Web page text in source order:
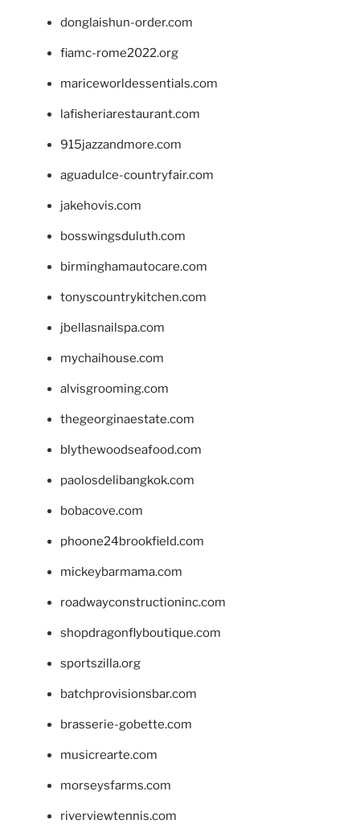
donglaishun-order.com
fiamc-rome2022.org
mariceworldessentials.com
lafisheriarestaurant.com
915jazzandmore.com
aguadulce-countryfair.com
jakehovis.com
bosswingsduluth.com
birminghamautocare.com
tonyscountrykitchen.com
jbellasnailspa.com
mychaihouse.com
alvisgrooming.com
thegeorginaestate.com
blythewoodseafood.com
paolosdelibangkok.com
bobacove.com
phoone24brookfield.com
mickeybarmama.com
roadwayconstructioninc.com
shopdragonflyboutique.com
sportszilla.org
batchprovisionsbar.com
brasserie-gobette.com
musicrearte.com
morseysfarms.com
riverviewtennis.com